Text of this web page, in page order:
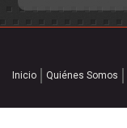
Inicio Quiénes Somos